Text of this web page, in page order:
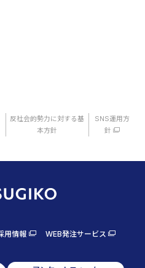
反社会的勢力に対する基
本方針
SNS運用方
針
用情報 WEB発注サービス